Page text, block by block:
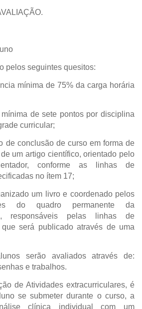
pelos seguintes quesitos:
mínima de 75% da carga horária
de sete pontos por disciplina
curricular;
conclusão de curso em forma de
um artigo científico, orientado pelo
conforme as linhas de
no ítem 17;
um livro e coordenado pelos
do quadro permanente da
responsáveis pelas linhas de
que será publicado através de uma
serão avaliados através de:
e trabalhos.
de Atividades extracurriculares, é
se submeter durante o curso, a
clínica individual com um